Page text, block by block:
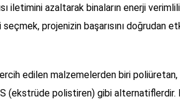
iletimini azaltarak binaların enerji
projenizin başarısını doğrudan
edilen malzemelerden biri
(ekstrüde polistiren) gibi alternatiflerdir.